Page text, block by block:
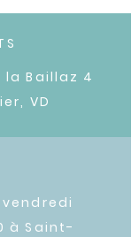
la Baillaz 4
VD
à Saint-